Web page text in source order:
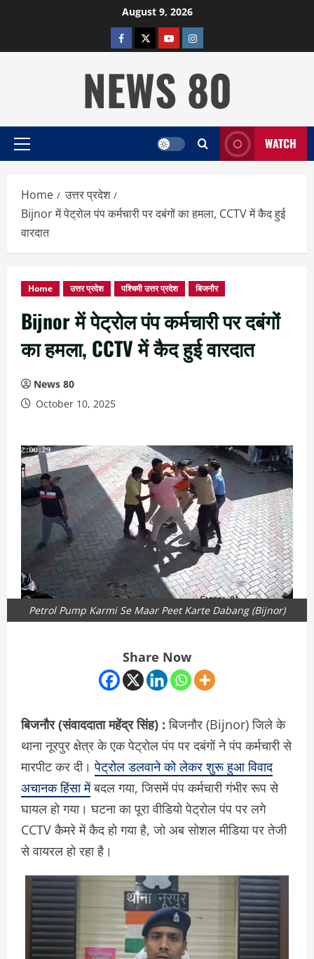
August 9, 2026
facebooktwitterYOUTUBE
instagram
NEWS 80
Primary
WATCH
Home
उत्तर प्रदेश
Bijnor में पेट्रोल पंप कर्मचारी पर दबंगों का हमला, CCTV में कैद हुई
वारदात
Home उत्तर प्रदेश पश्चिमी उत्तर प्रदेश बिजनौर
Bijnor में पेट्रोल पंप कर्मचारी पर दबंगों
का हमला, CCTV में कैद हुई वारदात
News 80
October 10, 2025
Petrol Pump Karmi Se Maar Peet Karte Dabang (Bijnor)
Share Now
बिजनौर (संवाददातामहेंद्र सिंह) :बिजनौर (Bijnor) जिले के
थाना नूरपुर क्षेत्र के एक पेट्रोल पंप पर दबंगों ने पंप कर्मचारी से
मारपीट कर दी।पेट्रोल डलवाने को लेकर शुरू हुआ विवाद
अचानक हिंसा मेंबदल गया, जिसमें पंप कर्मचारी गंभीर रूप से
घायल हो गया। घटना का पूरा वीडियो पेट्रोल पंप पर लगे
CCTV कैमरे में कैद हो गया है, जो अब सोशल मीडिया पर तेजी
से वायरल हो रहा है।